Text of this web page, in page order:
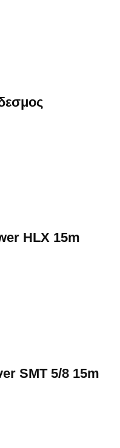
HLX 15m
SMT 5/8 15m